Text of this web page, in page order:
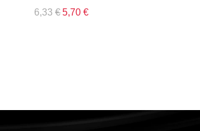
6,33 €5,70 €